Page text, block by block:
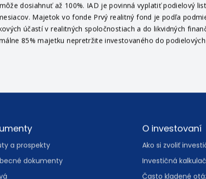
vydaných štátmi a medzinárodnými organizáciami,
dosiahnuť až 100%. IAD je povinná vyplatiť podielový
Majetok vo fonde Prvý realitný fond je podľa
účastí v realitných spoločnostiach a do likvidných
Investičná